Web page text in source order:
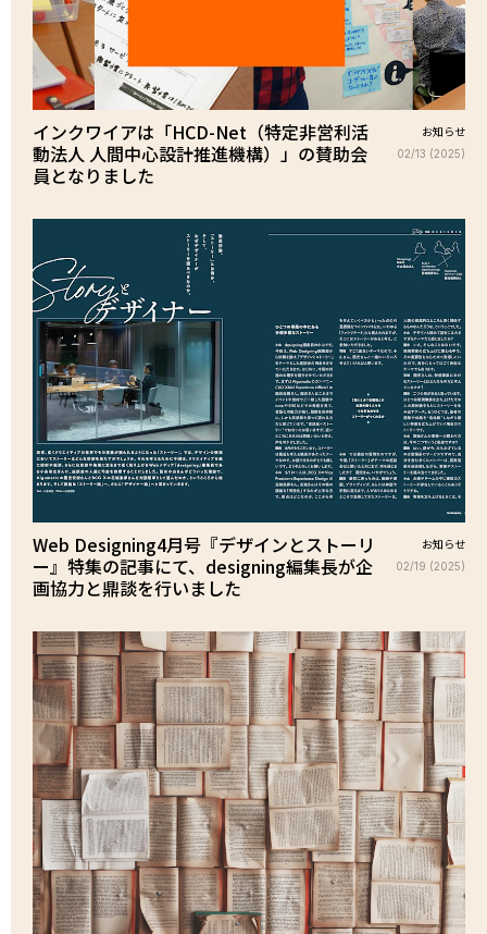
インクワイアは「HCD-Net（特定非営利活
動法人 人間中心設計推進機構）」の賛助会
員となりました
お知らせ
02/13 (2025)
Web Designing4月号『デザインとストーリ
ー』特集の記事にて、designing編集長が企
画協力と鼎談を行いました
お知らせ
02/19 (2025)